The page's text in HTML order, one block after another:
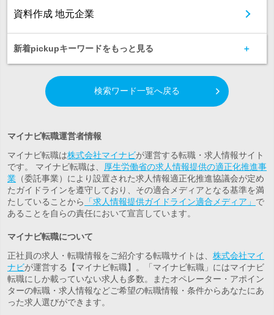
資料作成 地元企業
新着pickupキーワードをもっと見る
検索ワード一覧へ戻る
マイナビ転職運営者情報
マイナビ転職は株式会社マイナビが運営する転職・求人情報サイト
です。 マイナビ転職は、
厚生労働省の求人情報提供の適正化推進事
業 （委託事業）により設置された求人情報適正化推進協議会が定め
たガイドラインを遵守しており、その適合メディアとなる基準を満
たしていることから
「求人情報提供ガイドライン適合メディア」 で
あることを自らの責任において宣言しています。
マイナビ転職について
正社員の求人・転職情報をご紹介する転職サイトは、 株式会社マイ
ナビが運営する【マイナビ転職】。「マイナビ転職」にはマイナビ
転職にしか載っていない求人も多数。またオペレーター・アポイン
ターの転職・求人情報などご希望の転職情報・条件からあなたにあ
った求人選びができます。